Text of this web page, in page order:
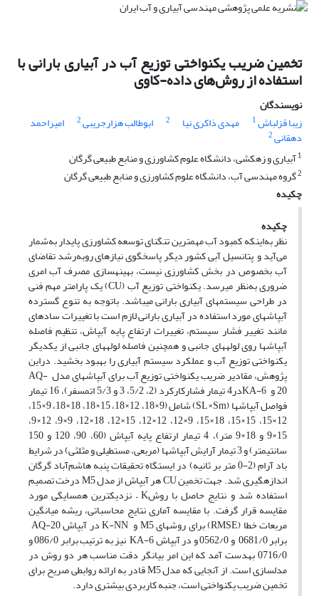
تخمین ضریب یکنواختی توزیع آب در آبیاری بارانی با
استفاده از روش‌های داده-کاوی
نویسندگان
زیبا قزلباش1 مهدی ذاکری نیا 2 ابوطالب هزارجریبی2 امیراحمد
دهقانی2
1آبیاری و زهکشی، دانشگاه علوم کشاورزی و منابع طبیعی گرگان
2گروه مهندسی آب، دانشگاه علوم کشاورزی و منابع طبیعی گرگان
چکیده
چکیده
نظر به‌اینکه کمبود آب مهمترین تنگنای توسعه کشاورزی پایدار به‌شمار
می‌آید و پتانسیل آبی کشور دیگر پاسخگوی نیازهای روبه‌رشد تقاضای
آب بخصوص در‌ بخش کشاورزی نیست، بهینه­­سازی مصرف آب امری
ضروری به‌نظر می­رسد. یکنواختی توزیع آب (CU) یک پارامتر مهم فنی
در طراحی سیستم­های آبیاری بارانی می­باشد. با‌‌توجه به تنوع گسترده
آبپاش­های مورد استفاده در آبیاری بارانی لازم است با تغییرات ساده­ای
مانند تغییر فشار سیستم، تغییرات ارتفاع پایه آبپاش، تنظیم فاصله
آبپاش­ها روی لوله­های جانبی و همچنین فاصله­ لوله­های جانبی از یکدیگر
یکنواختی توزیع آب و عملکرد سیستم آبیاری را بهبود بخشید. دراین
پژوهش، مقادیر ضریب یکنواختی توزیع آب برای آبپاش­های مدل AQ-
20 و KA-6در4 تیمار فشارکارکرد (2، 5/2، 3 و 5/3 اتمسفر)، 16 تیمار
فواصل آبپاش­ها (SL×Sm) شامل (9×18، 12×18، 15×18، 18×18، 9×15،
12×15، 15×15، 18×15، 9×12، 12×12، 15×12، 18×12، 9×9، 12×9،
15×9 و 18×9 متر)، 4 تیمار ارتفاع پایه آبپاش (60، 90، 120 و 150
سانتیمتر) و 3 تیمار آرایش آبپاش­ها (مربعی، مستطیلی و مثلثی) در شرایط
باد آرام (2-0 متر بر ثانیه) در ایستگاه تحقیقات پنبه هاشم‌آباد گرگان
اندازه­گیری شد. جهت تخمین CU هر آبپاش از مدل M5 درخت تصمیم
استفاده شد و نتایج حاصل با روشK – نزدیکترین همسایگی مورد
مقایسه قرار گرفت. با مقایسه آماری نتایج محاسباتی، ریشه میانگین
برابر 0681/0 و 0562/0 و در آبپاش KA-6 نیز به ترتیب برابر 086/0 و
0716/0 به­دست آمد که این امر بیانگر دقت مناسب هر دو روش در
مدل­سازی است. از آنجایی که مدل M5 قادر به ارائه روابطی صریح برای
تخمین ضریب یکنواختی است، جنبه کاربردی بیشتری دارد.